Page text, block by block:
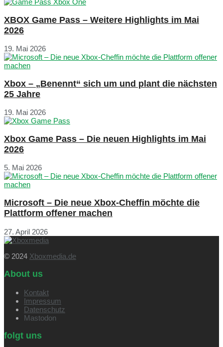
XBOX Game Pass – Weitere Highlights im Mai
2026
19. Mai 2026
Xbox – „Benennt“ sich um und plant die nächsten
25 Jahre
19. Mai 2026
Xbox Game Pass – Die neuen Highlights im Mai
2026
5. Mai 2026
Microsoft – Die neue Xbox-Cheffin möchte die
Plattform offener machen
27. April 2026
© 2024 Xboxmedia.de
About us
Kontakt
Impressum
Datenschutz
Mastodon
folgt uns